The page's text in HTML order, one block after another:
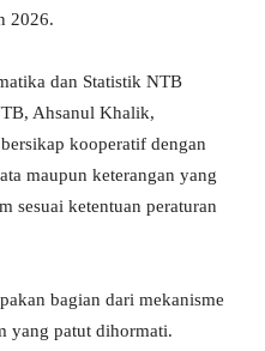
2026.
dan Statistik NTB
Ahsanul Khalik,
kooperatif dengan
maupun keterangan yang
sesuai ketentuan peraturan
bagian dari mekanisme
yang patut dihormati.